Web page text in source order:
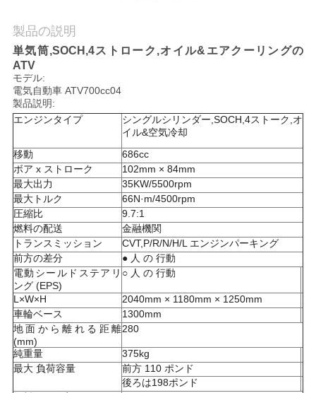
な
さ
い
引
用
を
要
求
し
な
さ
い
製品の説明
単気筒,SOCH,4ストローク,オイル&エアクーリングの
ATV
モデル:
電気自動車 ATV700cc04
製品説明:
エンジンタイプ
シングルシリンダー,SOCH,4ストーク,オ
イル&空気冷却
移動
686cc
ボア x ストローク
102mm × 84mm
最大出力
35KW/5500rpm
最大トルク
66N·m/4500rpm
圧縮比
9.7:1
燃料の配送
金融機関
トランスミッション
CVT,P/R/N/H/L エンジンパーキング
前方の差分
● 人 の 行動
電動シールドステアリ
ング (EPS)
○ 人 の 行動
L×W×H
2040mm × 1180mm × 1250mm
車輪ベース
1300mm
地面から離れる距離
(mm)
280
純重量
375kg
最大 負荷容量
前方 110 ポンド
後ろは198ポンド